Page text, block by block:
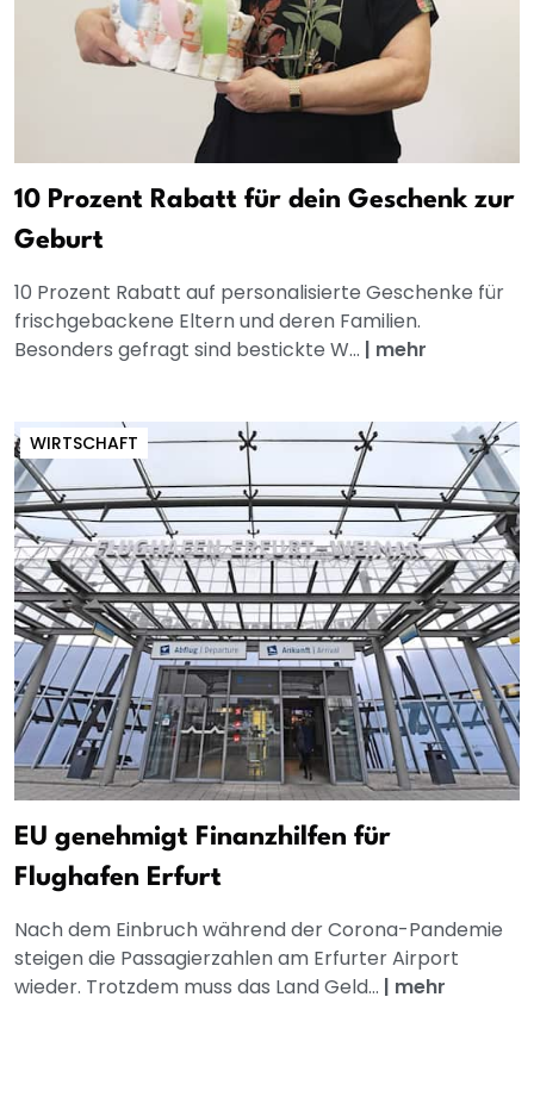
10 Prozent Rabatt für dein Geschenk zur
Geburt
10 Prozent Rabatt auf personalisierte Geschenke für
frischgebackene Eltern und deren Familien.
Besonders gefragt sind bestickte W... | mehr
WIRTSCHAFT
EU genehmigt Finanzhilfen für
Flughafen Erfurt
Nach dem Einbruch während der Corona-Pandemie
steigen die Passagierzahlen am Erfurter Airport
wieder. Trotzdem muss das Land Geld... | mehr